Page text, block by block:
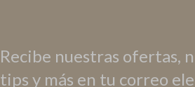
Recibe nuestras ofertas,
tips y más en tu correo